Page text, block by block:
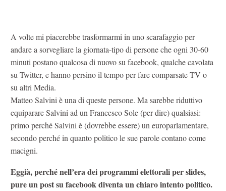
A volte mi piacerebbe trasformarmi in uno scarafaggio per
andare a sorvegliare la giornata-tipo di persone che ogni 30-60
minuti postano qualcosa di nuovo su facebook, qualche cavolata
su Twitter, e hanno persino il tempo per fare comparsate TV o
su altri Media.
Matteo Salvini è una di queste persone. Ma sarebbe riduttivo
equiparare Salvini ad un Francesco Sole (per dire) qualsiasi:
primo perché Salvini è (dovrebbe essere) un europarlamentare,
secondo perché in quanto politico le sue parole contano come
macigni.
Eggià, perché nell’era dei programmi elettorali per slides,
pure un post su facebook diventa un chiaro intento politico.